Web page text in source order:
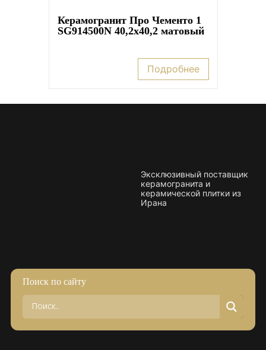
Керамогранит Про Чементо 1
SG914500N 40,2х40,2 матовый
Подробнее
Эксклюзивный поставщик
керамогранита и
керамической плитки из
Ирана
Поиск по сайту